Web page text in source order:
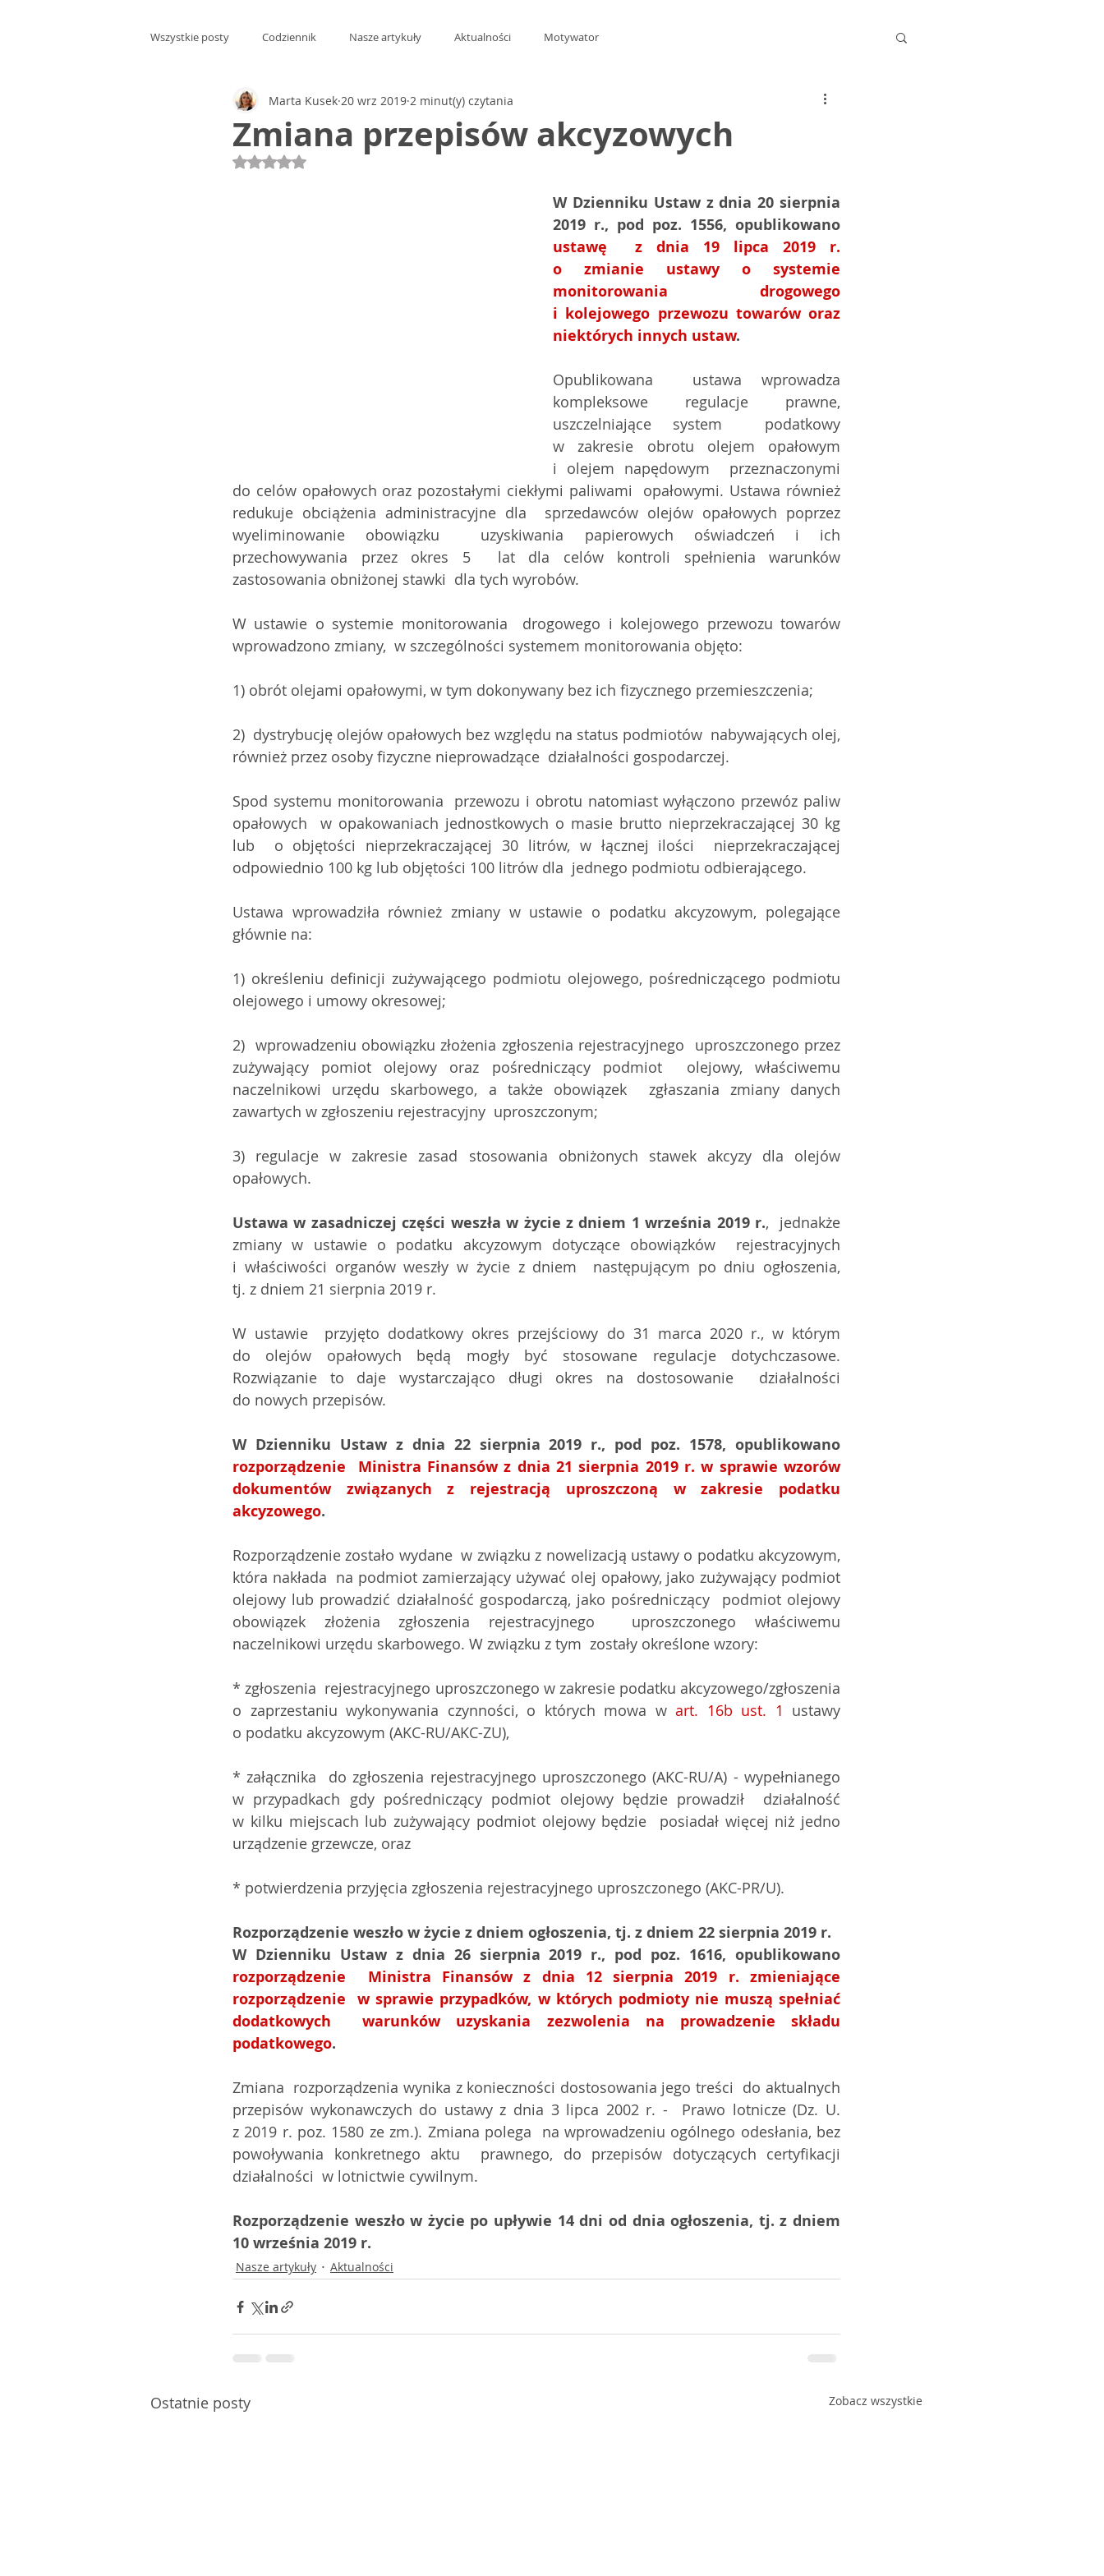
Wszystkie posty Codziennik Nasze artykuły Aktualności Motywator
Zmiana przepisów akcyzowych
Marta Kusek 20 wrz 2019 2 minut(y) czytania
Oceniono na NaN z 5 gwiazdek.
W Dzienniku Ustaw z dnia 20 sierpnia
ustawę  z dnia 19 lipca 2019 r.
o zmianie ustawy o systemie
monitorowania  drogowego
i kolejowego przewozu towarów oraz
niektórych innych ustaw.
Opublikowana  ustawa wprowadza
kompleksowe regulacje prawne,
uszczelniające system  podatkowy
w zakresie obrotu olejem opałowym
i olejem napędowym  przeznaczonymi
do celów opałowych oraz pozostałymi ciekłymi paliwami  opałowymi. Ustawa również
redukuje obciążenia administracyjne dla  sprzedawców olejów opałowych poprzez
wyeliminowanie obowiązku  uzyskiwania papierowych oświadczeń i ich
przechowywania przez okres 5  lat dla celów kontroli spełnienia warunków
zastosowania obniżonej stawki  dla tych wyrobów.
W ustawie o systemie monitorowania  drogowego i kolejowego przewozu towarów
wprowadzono zmiany,  w szczególności systemem monitorowania objęto:
1) obrót olejami opałowymi, w tym dokonywany bez ich fizycznego przemieszczenia;
2)  dystrybucję olejów opałowych bez względu na status podmiotów  nabywających olej,
również przez osoby fizyczne nieprowadzące  działalności gospodarczej.
Spod systemu monitorowania  przewozu i obrotu natomiast wyłączono przewóz paliw
opałowych  w opakowaniach jednostkowych o masie brutto nieprzekraczającej 30 kg
lub  o objętości nieprzekraczającej 30 litrów, w łącznej ilości  nieprzekraczającej
odpowiednio 100 kg lub objętości 100 litrów dla  jednego podmiotu odbierającego.
Ustawa wprowadziła również zmiany w ustawie o podatku akcyzowym, polegające
głównie na:
1) określeniu definicji zużywającego podmiotu olejowego, pośredniczącego podmiotu
olejowego i umowy okresowej;
2)  wprowadzeniu obowiązku złożenia zgłoszenia rejestracyjnego  uproszczonego przez
zużywający pomiot olejowy oraz pośredniczący podmiot  olejowy, właściwemu
naczelnikowi urzędu skarbowego, a także obowiązek  zgłaszania zmiany danych
zawartych w zgłoszeniu rejestracyjny  uproszczonym;
3) regulacje w zakresie zasad stosowania obniżonych stawek akcyzy dla olejów
opałowych.
Ustawa w zasadniczej części weszła w życie z dniem 1 września 2019 r.,  jednakże
zmiany w ustawie o podatku akcyzowym dotyczące obowiązków  rejestracyjnych
i właściwości organów weszły w życie z dniem  następującym po dniu ogłoszenia,
tj. z dniem 21 sierpnia 2019 r.
W ustawie  przyjęto dodatkowy okres przejściowy do 31 marca 2020 r., w którym
do olejów opałowych będą mogły być stosowane regulacje dotychczasowe.
Rozwiązanie to daje wystarczająco długi okres na dostosowanie  działalności
do nowych przepisów.
rozporządzenie  Ministra Finansów z dnia 21 sierpnia 2019 r. w sprawie wzorów
dokumentów związanych z rejestracją uproszczoną w zakresie podatku
akcyzowego.
Rozporządzenie zostało wydane  w związku z nowelizacją ustawy o podatku akcyzowym,
która nakłada  na podmiot zamierzający używać olej opałowy, jako zużywający podmiot
olejowy lub prowadzić działalność gospodarczą, jako pośredniczący  podmiot olejowy
obowiązek złożenia zgłoszenia rejestracyjnego  uproszczonego właściwemu
naczelnikowi urzędu skarbowego. W związku z tym  zostały określone wzory:
* zgłoszenia  rejestracyjnego uproszczonego w zakresie podatku akcyzowego/zgłoszenia
o zaprzestaniu wykonywania czynności, o których mowa w art. 16b ust. 1 ustawy
o podatku akcyzowym (AKC-RU/AKC-ZU),
* załącznika  do zgłoszenia rejestracyjnego uproszczonego (AKC-RU/A) - wypełnianego
w przypadkach gdy pośredniczący podmiot olejowy będzie prowadził  działalność
w kilku miejscach lub zużywający podmiot olejowy będzie  posiadał więcej niż jedno
urządzenie grzewcze, oraz
* potwierdzenia przyjęcia zgłoszenia rejestracyjnego uproszczonego (AKC-PR/U).
Rozporządzenie weszło w życie z dniem ogłoszenia, tj. z dniem 22 sierpnia 2019 r.
rozporządzenie  Ministra Finansów z dnia 12 sierpnia 2019 r. zmieniające
rozporządzenie  w sprawie przypadków, w których podmioty nie muszą spełniać
dodatkowych  warunków uzyskania zezwolenia na prowadzenie składu
podatkowego.
Zmiana  rozporządzenia wynika z konieczności dostosowania jego treści  do aktualnych
przepisów wykonawczych do ustawy z dnia 3 lipca 2002 r. -  Prawo lotnicze (Dz. U.
z 2019 r. poz. 1580 ze zm.). Zmiana polega  na wprowadzeniu ogólnego odesłania, bez
powoływania konkretnego aktu  prawnego, do przepisów dotyczących certyfikacji
działalności  w lotnictwie cywilnym.
Rozporządzenie weszło w życie po upływie 14 dni od dnia ogłoszenia, tj. z dniem
10 września 2019 r.
Nasze artykuły Aktualności
Ostatnie posty Zobacz wszystkie